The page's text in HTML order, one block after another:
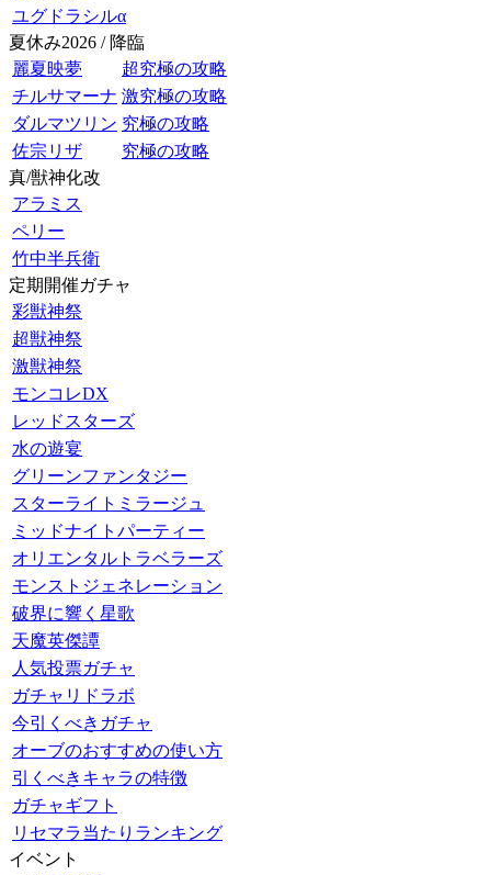
ユグドラシルα
夏休み2026 / 降臨
麗夏映夢
超究極の攻略
チルサマーナ 激究極の攻略
ダルマツリン 究極の攻略
佐宗リザ
究極の攻略
真/獣神化改
アラミス
ペリー
竹中半兵衛
定期開催ガチャ
彩獣神祭
超獣神祭
激獣神祭
モンコレDX
レッドスターズ
水の遊宴
グリーンファンタジー
スターライトミラージュ
ミッドナイトパーティー
オリエンタルトラベラーズ
モンストジェネレーション
破界に響く星歌
天魔英傑譚
人気投票ガチャ
ガチャリドラボ
今引くべきガチャ
オーブのおすすめの使い方
引くべきキャラの特徴
ガチャギフト
リセマラ当たりランキング
イベント